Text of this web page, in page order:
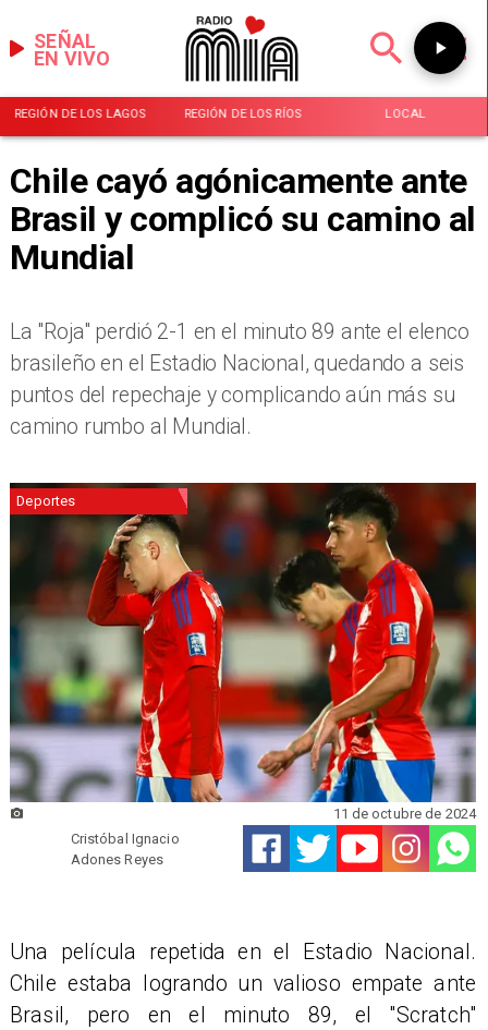
EN VIVO
SEÑAL
REGIÓN DE LOS LAGOS REGIÓN DE LOS RÍOS LOCAL
Chile cayó agónicamente ante
Brasil y complicó su camino al
Mundial
La "Roja" perdió 2-1 en el minuto 89 ante el elenco
brasileño en el Estadio Nacional, quedando a seis
puntos del repechaje y complicando aún más su
camino rumbo al Mundial.
Deportes
Cristóbal Ignacio
Adones Reyes
11 de octubre de 2024
Una película repetida en el Estadio Nacional.
Chile estaba logrando un valioso empate ante
Brasil, pero en el minuto 89, el "Scratch"